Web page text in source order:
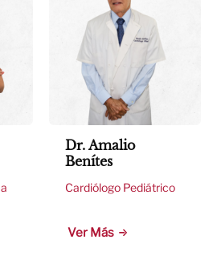
Dr. Amalio
Benítes
Cardiólogo Pediátrico
Ver Más